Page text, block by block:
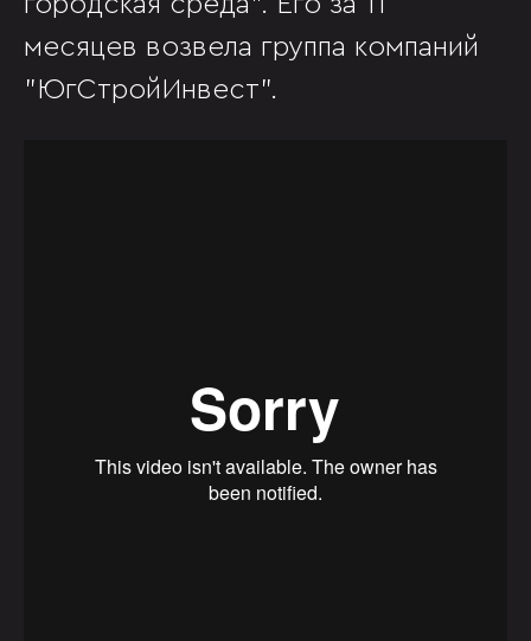
месяцев возвела группа компаний
"ЮгСтройИнвест".